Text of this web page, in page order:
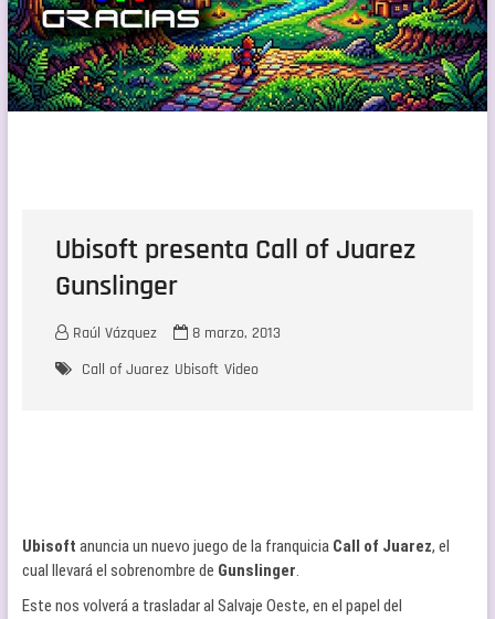
Ubisoft presenta Call of Juarez
Gunslinger
Raúl Vázquez
8 marzo, 2013
Call of Juarez Ubisoft Video
Ubisoft anuncia un nuevo juego de la franquicia Call of Juarez, el
cual llevará el sobrenombre de Gunslinger.
Este nos volverá a trasladar al Salvaje Oeste, en el papel del